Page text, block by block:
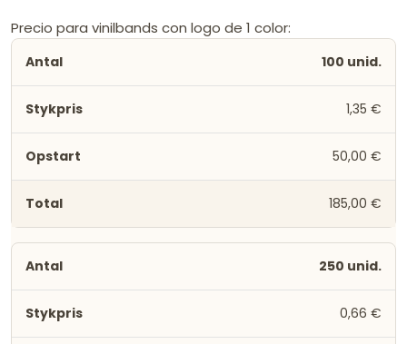
Precio para vinilbands con logo de 1 color:
100 unid.
1,35 €
50,00 €
185,00 €
250 unid.
0,66 €